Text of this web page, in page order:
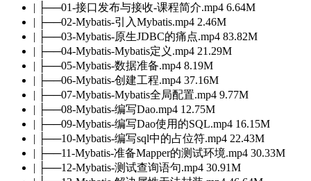
| ├──01-接口发布与接收-课程简介.mp4 6.64M
| ├──02-Mybatis-引入Mybatis.mp4 2.46M
| ├──03-Mybatis-原生JDBC的痛点.mp4 83.82M
| ├──04-Mybatis-Mybatis定义.mp4 21.29M
| ├──05-Mybatis-数据准备.mp4 8.19M
| ├──06-Mybatis-创建工程.mp4 37.16M
| ├──07-Mybatis-Mybatis全局配置.mp4 9.77M
| ├──08-Mybatis-编写Dao.mp4 12.75M
| ├──09-Mybatis-编写Dao使用的SQL.mp4 16.15M
| ├──10-Mybatis-编写sql中的占位符.mp4 22.43M
| ├──11-Mybatis-准备Mapper的测试环境.mp4 30.33M
| ├──12-Mybatis-测试查询语句.mp4 30.91M